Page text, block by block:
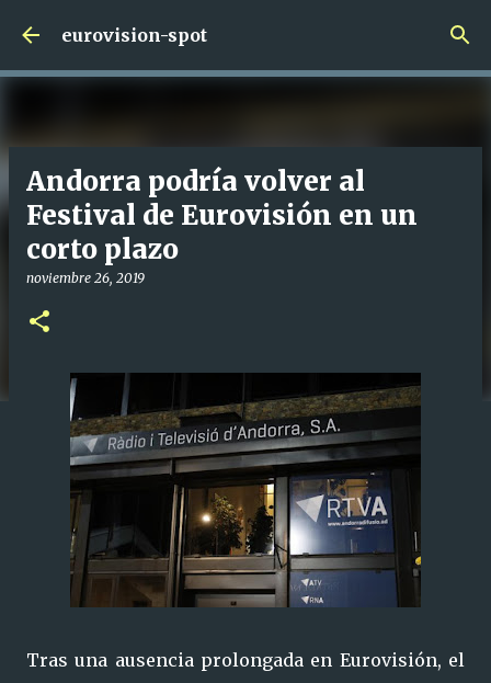
Ir al contenido principal
eurovision-spot
Andorra podría volver al
Festival de Eurovisión en un
corto plazo
noviembre 26, 2019
Tras una ausencia prolongada en Eurovisión, el